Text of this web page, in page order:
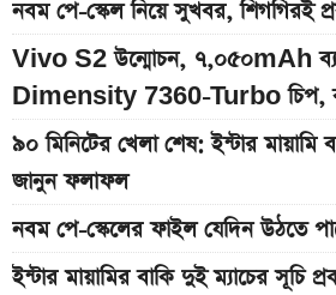
নবম পে-স্কেল নিয়ে সুখবর, শিগগিরই
Vivo S2 উন্মোচন, ৭,০৫০mAh
Dimensity 7360-Turbo চিপ,
৯০ মিনিটের খেলা শেষ: ইন্টার
জানুন ফলাফল
নবম পে-স্কেলের ফাইল যেদিন উঠতে
ইন্টার মায়ামির বাকি দুই ম্যাচের সূচি